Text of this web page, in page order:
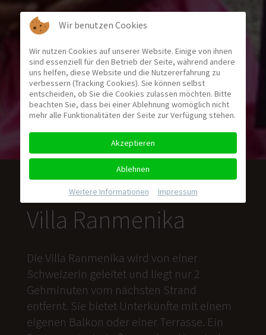
Villa Ranmenika
Die Villa Ranmenika wird von einer
Schweizerin geleitet und liegt nur 2
Gehminuten vom nächsten Strand
entfernt. Sie bietet Unterkünfte mit einem
eigenen Balkon oder einer Terrasse. Ein
Wir benutzen Cookies
Wir nutzen Cookies auf unserer Website. Einige von ihnen
sind essenziell für den Betrieb der Seite, während andere
uns helfen, diese Website und die Nutzererfahrung zu
verbessern (Tracking Cookies). Sie können selbst
entscheiden, ob Sie die Cookies zulassen möchten. Bitte
beachten Sie, dass bei einer Ablehnung womöglich nicht
mehr alle Funktionalitäten der Seite zur Verfügung stehen.
Akzeptieren
Ablehnen
Weitere Informationen Impressum